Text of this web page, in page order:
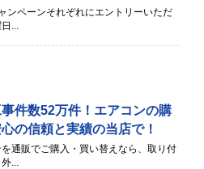
ンペーンそれぞれにエントリーいただ
...
事件数52万件！エアコンの購
の信頼と実績の当店で！
通販でご購入・買い替えなら、取り付
...